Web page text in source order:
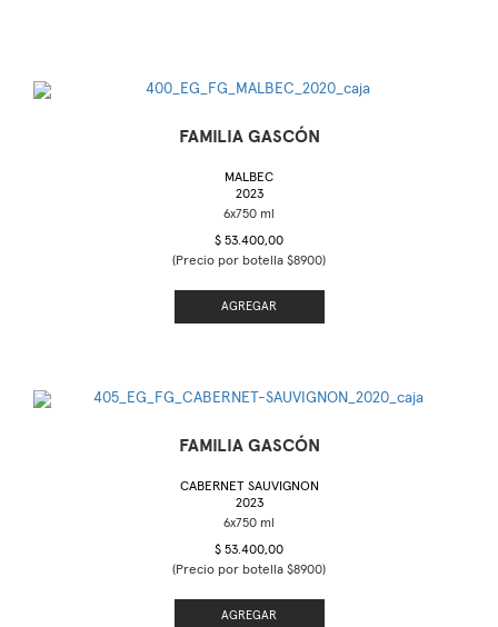
FAMILIA GASCÓN
MALBEC
2023
$ 53.400,00
(Precio por botella $8900)
AGREGAR
FAMILIA GASCÓN
CABERNET SAUVIGNON
2023
$ 53.400,00
(Precio por botella $8900)
AGREGAR